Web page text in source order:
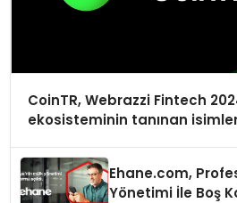
CoinTR, Webrazzi Fintech
ekosisteminin tanınan
Ehane.com,
Yönetimi İle Boş